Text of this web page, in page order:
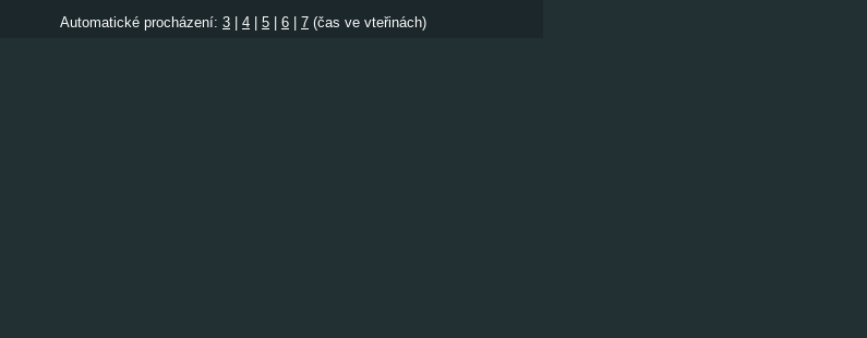
Automatické procházení: 3 4 5 6 7 (čas ve vteřinách)